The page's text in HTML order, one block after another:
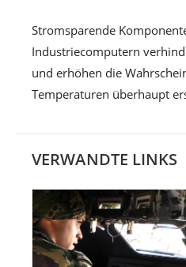
Stromsparende
Industriecomputern
und erhöhen die
Temperaturen überhaupt
VERWANDTE LINKS